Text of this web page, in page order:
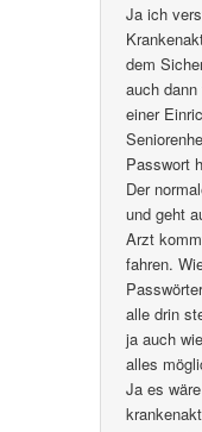
Ja ich
dem
auch
einer
Passwort
Der
und geht
Arzt
fahren.
alle drin
ja auch
alles
Ja es